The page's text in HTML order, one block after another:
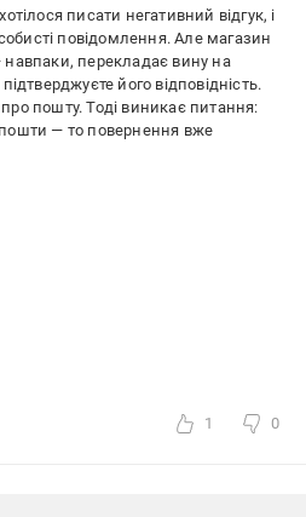
писати негативний відгук, і
повідомлення. Але магазин
навпаки, перекладає вину на
його відповідність.
пошту. Тоді виникає питання:
— то повернення вже
1 0